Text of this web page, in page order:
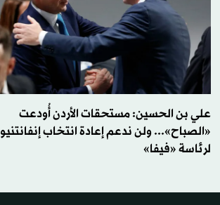
علي بن الحسين: مستحقات الأردن أُودعت
«الصباح»... ولن ندعم إعادة انتخاب إنفانتنيو
لرئاسة «فيفا»